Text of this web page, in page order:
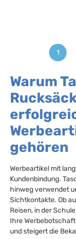
Seite
1
Warum
gehören
Werbeartikel mit
Kundenbindung.
hinweg verwendet
Sichtkontakte. Ob
Reisen, in der
Ihre
und steigert die